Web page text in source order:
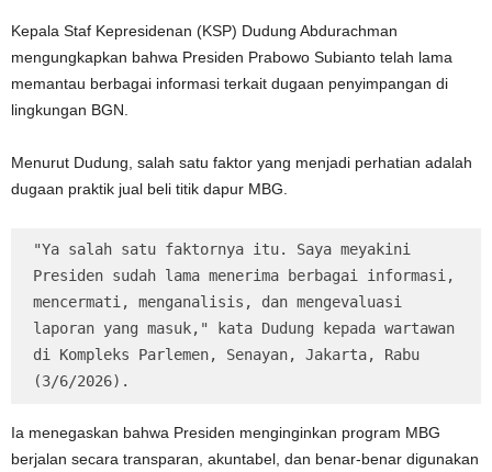
Kepala Staf Kepresidenan (KSP) Dudung Abdurachman
mengungkapkan bahwa Presiden Prabowo Subianto telah lama
memantau berbagai informasi terkait dugaan penyimpangan di
lingkungan BGN.
Menurut Dudung, salah satu faktor yang menjadi perhatian adalah
dugaan praktik jual beli titik dapur MBG.
"Ya salah satu faktornya itu. Saya meyakini
Presiden sudah lama menerima berbagai informasi,
mencermati, menganalisis, dan mengevaluasi
laporan yang masuk," kata Dudung kepada wartawan
di Kompleks Parlemen, Senayan, Jakarta, Rabu
(3/6/2026).
Ia menegaskan bahwa Presiden menginginkan program MBG
berjalan secara transparan, akuntabel, dan benar-benar digunakan